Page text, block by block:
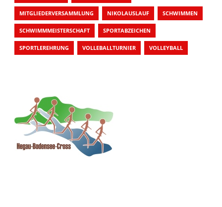
MITGLIEDERVERSAMMLUNG NIKOLAUSLAUF SCHWIMMEN
SCHWIMMMEISTERSCHAFT SPORTABZEICHEN
SPORTLEREHRUNG VOLLEBALLTURNIER VOLLEYBALL